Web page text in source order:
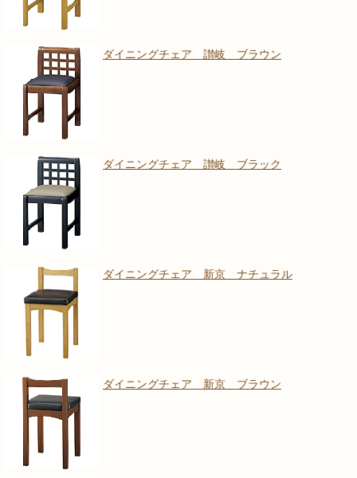
ダイニングチェア 讃岐 ブラウン
ダイニングチェア 讃岐 ブラック
ダイニングチェア 新京 ナチュラル
ダイニングチェア 新京 ブラウン